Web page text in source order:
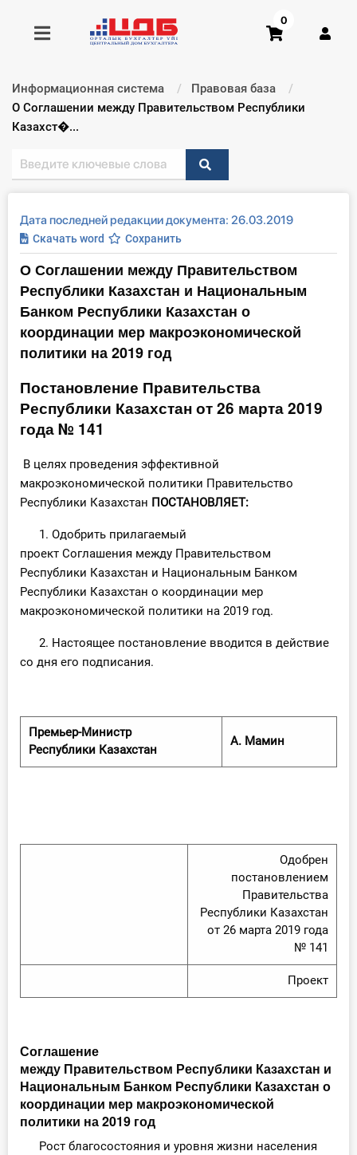
Получить консультацию
Главная ИС
Формы
Консультации
Правовая база
Библиотека бухгалтера
Вебинары
Справочник бухгалтера
Участник ВЭД
Практика ИП
Кадры. Труд. Зарплата.
Учет по отраслям
Юридический помощник
О Системе
Обучение
0
Информационная система
Правовая база
Текущий:
О Соглашении между Правительством Республики
Казахст�...
Дата последней редакции документа: 26.03.2019
Скачать word Сохранить
О Соглашении между Правительством
Республики Казахстан и Национальным
Банком Республики Казахстан о
координации мер макроэкономической
политики на 2019 год
Постановление Правительства
Республики Казахстан от 26 марта 2019
года № 141
В целях проведения эффективной
макроэкономической политики Правительство
Республики Казахстан ПОСТАНОВЛЯЕТ:
1. Одобрить прилагаемый
проект Соглашения между Правительством
Республики Казахстан и Национальным Банком
Республики Казахстан о координации мер
макроэкономической политики на 2019 год.
2. Настоящее постановление вводится в действие
со дня его подписания.
Премьер-Министр
Республики Казахстан
А. Мамин
Одобрен
постановлением
Правительства
Республики Казахстан
от 26 марта 2019 года
№ 141
Проект
Соглашение
между Правительством Республики Казахстан и
Национальным Банком Республики Казахстан о
координации мер макроэкономической
политики на 2019 год
Рост благосостояния и уровня жизни населения